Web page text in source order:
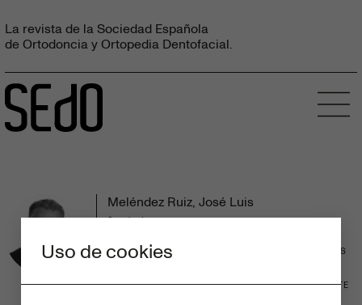
La revista de la Sociedad Española
de Ortodoncia y Ortopedia Dentofacial.
Meléndez Ruiz, José Luis
3 artículos
INTEGRALES. CENTRO UNIVERSITARIO DE CIENCIAS
DE LA SALUD. UNIVERSIDAD DE GUADALAJARA.
SEGUNDO PISO, COLONIA INDEPENDENCIA ORIENTE
Uso de cookies